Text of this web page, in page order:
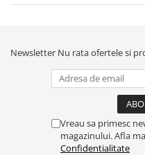
Newsletter Nu rata ofertele si
Vreau sa primesc
magazinului. Afla
Confidentialitate